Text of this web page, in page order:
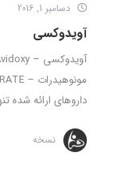
دسامبر 1, 2016
آویدوکسی
داروهای ارائه شده
نسخه